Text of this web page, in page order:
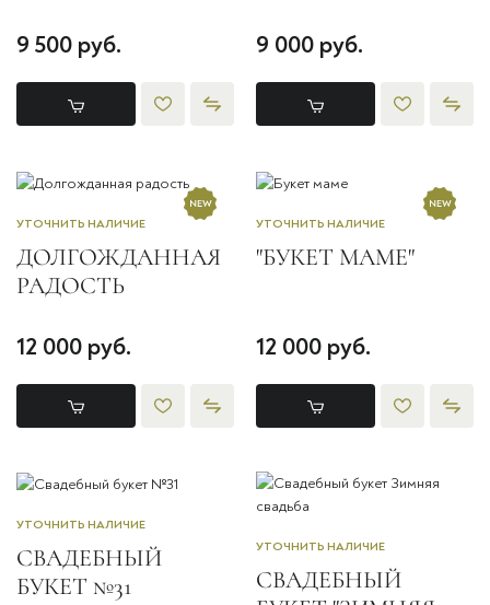
9 500 руб. 9 000 руб.
УТОЧНИТЬ НАЛИЧИЕ
ДОЛГОЖДАННАЯ
РАДОСТЬ
12 000 руб.
УТОЧНИТЬ НАЛИЧИЕ
"БУКЕТ МАМЕ"
12 000 руб.
УТОЧНИТЬ НАЛИЧИЕ
СВАДЕБНЫЙ
БУКЕТ №31
УТОЧНИТЬ НАЛИЧИЕ
СВАДЕБНЫЙ